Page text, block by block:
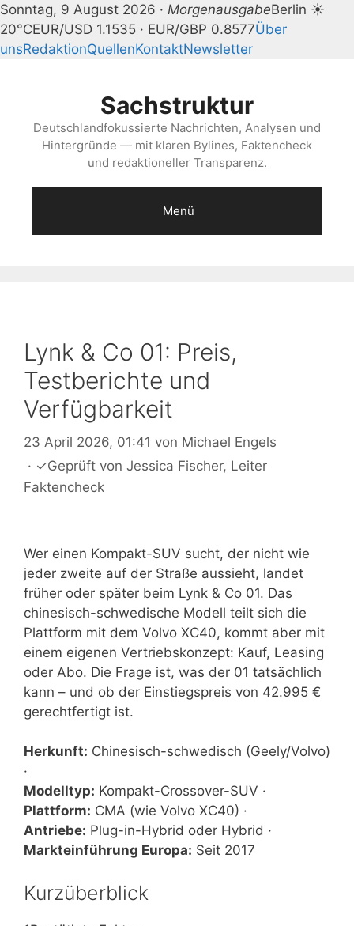
Sonntag, 9 August 2026 · MorgenausgabeBerlin ☀
20°CEUR/USD 1.1535 · EUR/GBP 0.8577Über
unsRedaktionQuellenKontaktNewsletter
Sachstruktur
Deutschlandfokussierte Nachrichten, Analysen und
Hintergründe — mit klaren Bylines, Faktencheck
und redaktioneller Transparenz.
Menü
Lynk & Co 01: Preis,
Testberichte und
Verfügbarkeit
23 April 2026, 01:41 von Michael Engels
· ✓Geprüft von Jessica Fischer, Leiter
Faktencheck
Wer einen Kompakt-SUV sucht, der nicht wie
jeder zweite auf der Straße aussieht, landet
früher oder später beim Lynk & Co 01. Das
chinesisch-schwedische Modell teilt sich die
Plattform mit dem Volvo XC40, kommt aber mit
einem eigenen Vertriebskonzept: Kauf, Leasing
oder Abo. Die Frage ist, was der 01 tatsächlich
kann – und ob der Einstiegspreis von 42.995 €
gerechtfertigt ist.
Herkunft: Chinesisch-schwedisch (Geely/Volvo)
·
Modelltyp: Kompakt-Crossover-SUV ·
Plattform: CMA (wie Volvo XC40) ·
Antriebe: Plug-in-Hybrid oder Hybrid ·
Markteinführung Europa: Seit 2017
Kurzüberblick